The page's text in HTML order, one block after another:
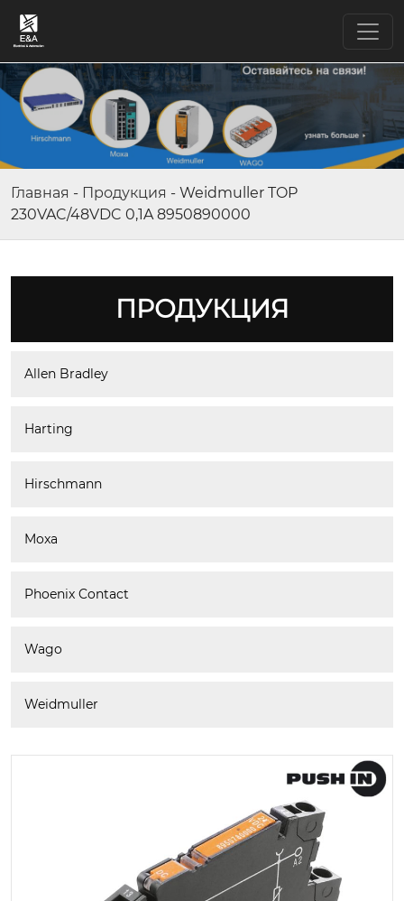
Главная - Продукция - Weidmuller TOP
230VAC/48VDC 0,1A 8950890000
ПРОДУКЦИЯ
Allen Bradley
Harting
Hirschmann
Moxa
Phoenix Contact
Wago
Weidmuller